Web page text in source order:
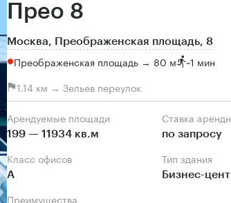
Прео 8
Москва, Преображенская площадь, 8
Преображенская площадь → 80 м ~1 мин
1.14 км → Зельев переулок
Арендуемые площади
199 — 11934 кв.м
Ставка
по запросу
Класс офисов
А
Тип здания
Бизнес-
Преимущества